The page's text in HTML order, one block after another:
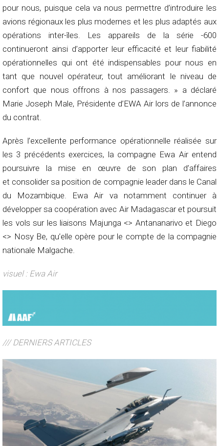
pour nous, puisque cela va nous permettre d’introduire les
avions régionaux les plus modernes et les plus adaptés aux
opérations inter-îles. Les appareils de la série -600
continueront ainsi d’apporter leur efficacité et leur fiabilité
opérationnelles qui ont été indispensables pour nous en
tant que nouvel opérateur, tout améliorant le niveau de
confort que nous offrons à nos passagers. » a déclaré
Marie Joseph Male, Présidente d’EWA Air lors de l’annonce
du contrat.
Après l’excellente performance opérationnelle réalisée sur
les 3 précédents exercices, la compagne Ewa Air entend
poursuivre la mise en œuvre de son plan d’affaires
et consolider sa position de compagnie leader dans le Canal
du Mozambique. Ewa Air va notamment continuer à
développer sa coopération avec Air Madagascar et poursuit
les vols sur les liaisons Majunga <> Antananarivo et Diego
<> Nosy Be, qu’elle opère pour le compte de la compagnie
nationale Malgache.
visuel : Ewa Air
/// DERNIERS ARTICLES